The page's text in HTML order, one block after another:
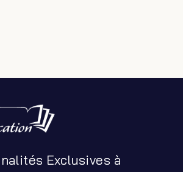
Exclusives à